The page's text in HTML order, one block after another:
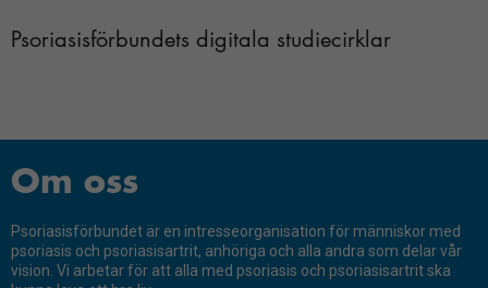
Psoriasisförbundets digitala studiecirklar
Om oss
Psoriasisförbundet är en intresseorganisation för människor med
psoriasis och psoriasisartrit, anhöriga och alla andra som delar vår
vision. Vi arbetar för att alla med psoriasis och psoriasisartrit ska
för att
hemsidan
över huvud